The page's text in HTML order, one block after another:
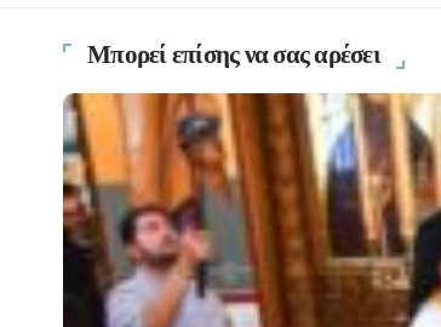
Μπορεί επίσης να σας αρέσει